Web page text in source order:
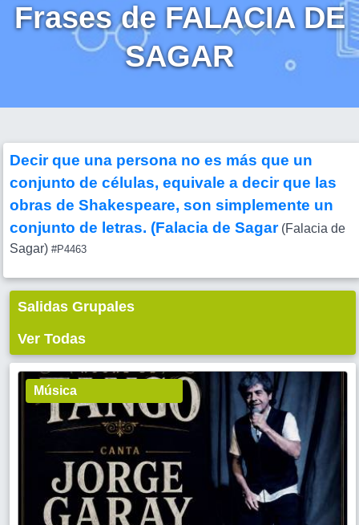
Frases de FALACIA DE
SAGAR
Decir que una persona no es más que un
conjunto de células, equivale a decir que las
obras de Shakespeare, son simplemente un
conjunto de letras. (Falacia de Sagar(Falacia de
Sagar) #P4463
Salidas Grupales
Ver Todas
Música